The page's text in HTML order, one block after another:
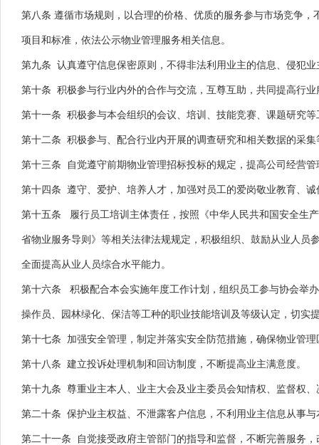
第八条 遵循市场规则，以合理的价格、优质的服务参与市场竞争
项目和标准，依法公示物业管理服务相关信息。
第九条 认真遵守信息保密原则，不得非法利用业主的信息、侵犯业
第十条 积极参与行业内外的合作与交流，互尊互助，共同提高行
第十一条 积极参与本会组织的会议、培训、技能竞赛、课题研究
第十二条 积极参与、配合行业内开展的调查研究和相关数据的采
第十三条 自觉遵守前期物业管理招标投标的规定，提高公司经营
第十四条 遵守、爱护、培养人才，加强对员工的爱岗敬业教育、诚
第十五条 履行员工培训主体责任，按照《中华人民共和国安全生
省物业服务导则》等相关法律法规规定，积极组织、鼓励从业人
全面提高从业人员综合水平能力。
第十六条 积极配合本会实施年度工作计划，组织员工参与协会举
操作员、园林绿化、保洁等工种的职业技能培训及等级认定，切实
第十七条 加强安全管理，制定并落实安全防范措施，确保物业管
第十八条 建立投诉处理机制和回访制度，不断提高业主满意度。
第十九条 尊重业主本人、业主大会及业主委员会知情权、监督权
第二十条 保护业主权益、不泄露客户信息，不利用业主信息从事
第二十一条 自觉接受政府主管部门的指导和监督，不断完善服务，